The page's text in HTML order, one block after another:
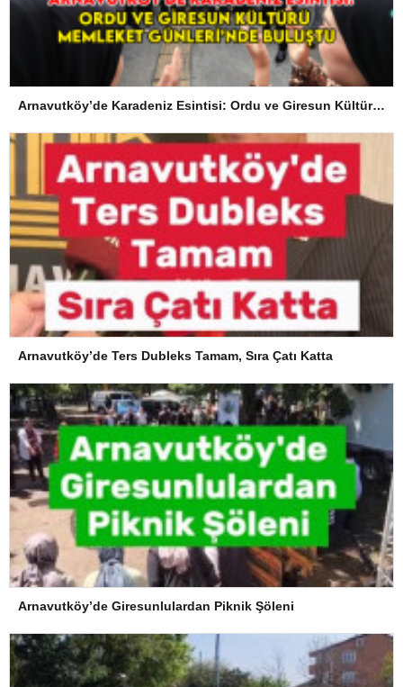
Arnavutköy’de Karadeniz Esintisi: Ordu ve Giresun Kültürü Memleket Günleri’nde Buluştu
Arnavutköy’de Ters Dubleks Tamam, Sıra Çatı Katta
Arnavutköy’de Giresunlulardan Piknik Şöleni